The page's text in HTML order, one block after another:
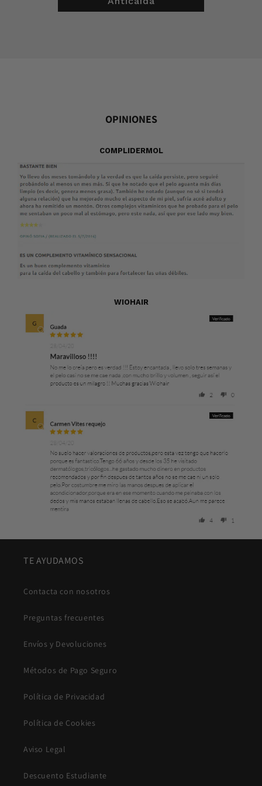
OPINIONES
COMPLIDERMOL
WIOHAIR
TE AYUDAMOS
Contacta con nosotros
Preguntas frecuentes
Envíos y Devoluciones
Métodos de Pago Seguro
Política de Privacidad
Política de Cookies
Aviso Legal
Descuento Estudiante